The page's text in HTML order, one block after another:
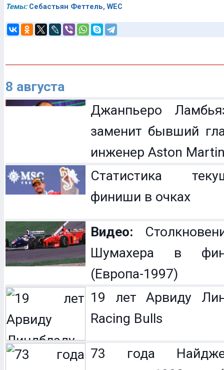
Темы: Себастьян Феттель,WEC
8 августа
Джанпьеро
заменит бывший
инженер Aston
Статистика
финиши в очках
Видео:
Шумахера в
(Европа-1997)
19 лет Арвиду
Racing Bulls
73 года